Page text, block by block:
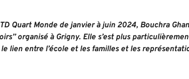
Quart Monde de janvier à juin 2024, Bouchra
organisé à Grigny. Elle s’est plus
lien entre l’école et les familles et les